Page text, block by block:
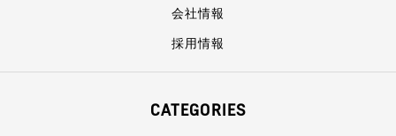
会社情報
採用情報
CATEGORIES